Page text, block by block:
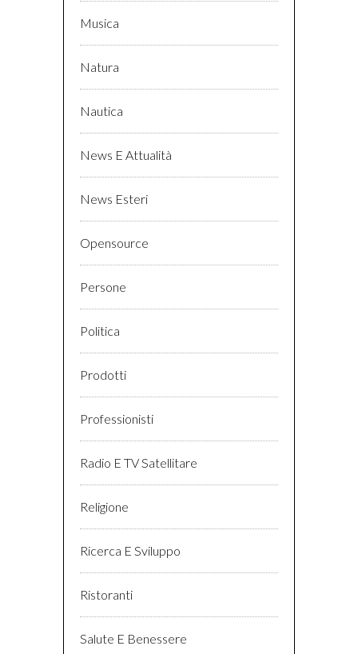
Musica
Natura
Nautica
News E Attualità
News Esteri
Opensource
Persone
Politica
Prodotti
Professionisti
Radio E TV Satellitare
Religione
Ricerca E Sviluppo
Ristoranti
Salute E Benessere